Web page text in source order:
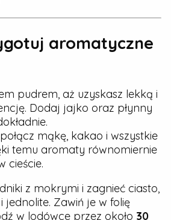
aromatyczne
pudrem, aż uzyskasz lekką i
Dodaj jajko oraz płynny
mąkę, kakao i wszystkie
temu aromaty równomiernie
cieście.
z mokrymi i zagnieć ciasto,
jednolite. Zawiń je w folię
w lodówce przez około 30